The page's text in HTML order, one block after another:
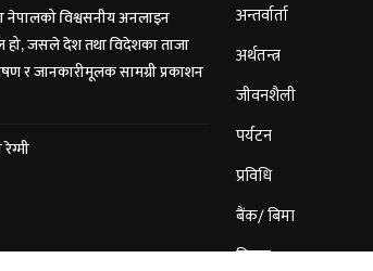
नेपालको विश्वसनीय अनलाइन
हो, जसले देश तथा विदेशका ताजा
र जानकारीमूलक सामग्री प्रकाशन
अन्तर्वार्ता
अर्थतन्त्र
जीवनशैली
पर्यटन
प्रविधि
बैंक/ बिमा
विचार